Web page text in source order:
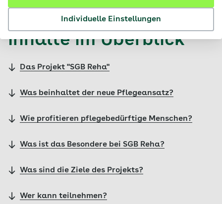
Individuelle Einstellungen
Inhalte im Überblick
Das Projekt "SGB Reha"
Was beinhaltet der neue Pflegeansatz?
Wie profitieren pflegebedürftige Menschen?
Was ist das Besondere bei SGB Reha?
Was sind die Ziele des Projekts?
Wer kann teilnehmen?